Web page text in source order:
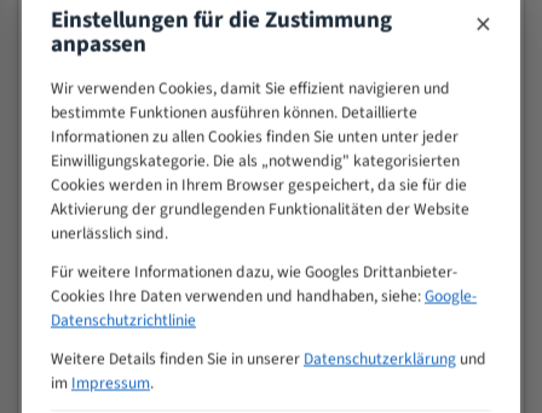
15
8/12 6/10
4/5
20
30
4/5
50
80
> 100
VOLLMATERIAL
M (mm)
Zähne pro
Zoll (ZpZ))
>
10/14
15 - 40
8/12
25 - 50
Einstellungen für die Zustimmung
anpassen ×
Wir verwenden Cookies, damit Sie effizient navigieren und
bestimmte Funktionen ausführen können. Detaillierte
Informationen zu allen Cookies finden Sie unten unter jeder
Einwilligungskategorie. Die als „notwendig" kategorisierten
Cookies werden in Ihrem Browser gespeichert, da sie für die
Aktivierung der grundlegenden Funktionalitäten der Website
unerlässlich sind.
Für weitere Informationen dazu, wie Googles Drittanbieter-
Cookies Ihre Daten verwenden und handhaben, siehe:Google-
Datenschutzrichtlinie
Weitere Details finden Sie in unserer Datenschutzerklärungund
im Impressum.